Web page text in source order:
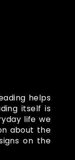
helps
itself is
life we
about the
on the